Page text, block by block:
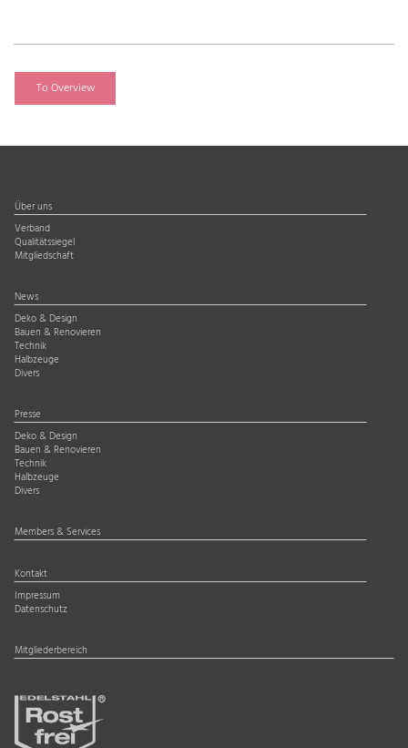
To Overview
Über uns
Verband
Qualitätssiegel
Mitgliedschaft
News
Deko & Design
Bauen & Renovieren
Technik
Halbzeuge
Divers
Presse
Deko & Design
Bauen & Renovieren
Technik
Halbzeuge
Divers
Members & Services
Kontakt
Impressum
Datenschutz
Mitgliederbereich